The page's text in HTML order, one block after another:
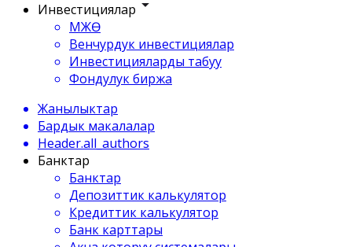
Инвестициялар
МЖӨ
Венчурдук инвестициялар
Инвестицияларды табуу
Фондулук биржа
Жанылыктар
Бардык макалалар
Header.all_authors
Банктар
Банктар
Депозиттик калькулятор
Кредиттик калькулятор
Банк карттары